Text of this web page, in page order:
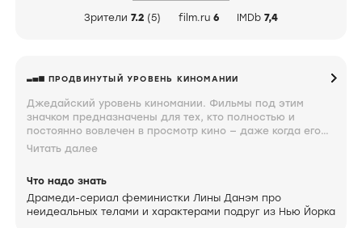
Зрители 7.2 (5) film.ru 6 IMDb 7,4
ПРОДВИНУТЫЙ УРОВЕНЬ КИНОМАНИИ
Джедайский уровень киномании. Фильмы под этим
значком предназначены для тех, кто полностью и
постоянно вовлечен в просмотр кино — даже когда его
не смотрит. Глаз такого киномана насмотрен настолько,
уровне сарказма и причудливости. Такого зрителя очень
трудно чем-то удивить.
Читать далее
Что надо знать
Драмеди-сериал феминистки Лины Данэм про
неидеальных телами и характерами подруг из Нью Йорка